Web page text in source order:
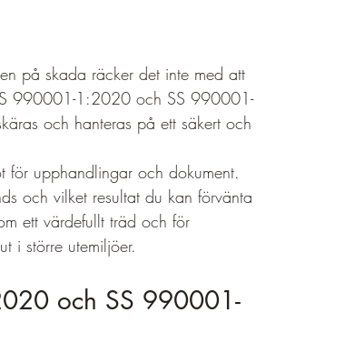
på skada räcker det inte med att
990001-1:2020 och SS 990001-
och hanteras på ett säkert och
för upphandlingar och dokument.
och vilket resultat du kan förvänta
ett värdefullt träd och för
i större utemiljöer.
och SS 990001-